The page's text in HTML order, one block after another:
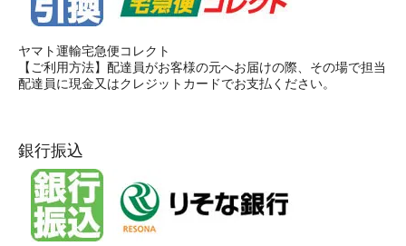
ヤマト運輸宅急便コレクト
【ご利用方法】配達員がお客様の元へお届けの際、その場で担当
配達員に現金又はクレジットカードでお支払ください。
銀行振込